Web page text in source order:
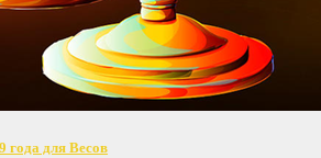
года для Весов